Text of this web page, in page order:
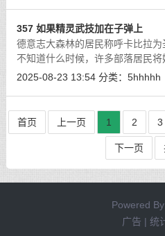
357 如果精灵武技加在子弹上
德意志大森林的居民称呼卡比拉为
不知道什么时候，许多部落居民将
随着这么称呼的人越来越多，卡比
2025-08-23 13:54 分类： 5hhhhh
首页 上一页 1 2 3
下一页
Powered By
广告 | 统